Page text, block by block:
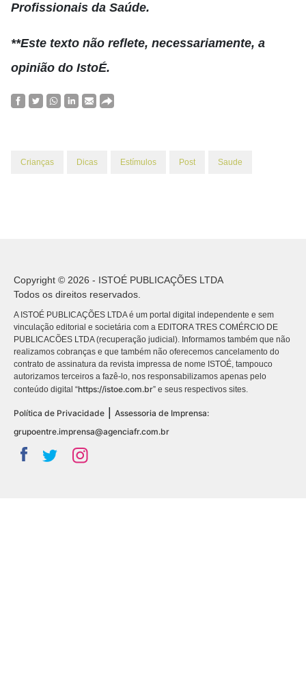
Profissionais da Saúde.
**Este texto não reflete, necessariamente, a
opinião do IstoÉ.
Crianças Dicas Estímulos Post Saude
Copyright © 2026 - ISTOÉ PUBLICAÇÕES LTDA
Todos os direitos reservados.
A ISTOÉ PUBLICAÇÕES LTDA é um portal digital independente e sem
vinculação editorial e societária com a EDITORA TRES COMÉRCIO DE
PUBLICACÕES LTDA (recuperação judicial). Informamos também que não
realizamos cobranças e que também não oferecemos cancelamento do
contrato de assinatura da revista impressa de nome ISTOÉ, tampouco
autorizamos terceiros a fazê-lo, nos responsabilizamos apenas pelo
conteúdo digital “https://istoe.com.br” e seus respectivos sites.
Política de Privacidade
Assessoria de Imprensa:
grupoentre.imprensa@agenciafr.com.br